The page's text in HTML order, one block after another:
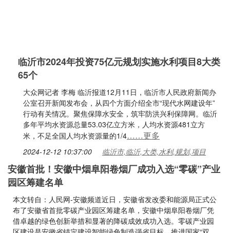
临沂市2024年投资75亿元规划实施水利项目8大类
65个
大众网记者 李梅 临沂报道12月11日，临沂市人民政府新闻办
公室召开新闻发布会，从四个方面介绍全市“现代水网建设年”
行动有关情况。聚焦保障水安全，筑牢防洪兴利保障网。临沂
多年平均水资源总量53.03亿立方米，人均水资源481立方
米，不足全国人均水资源量的1/4……更多
2024-12-12 10:37:00 临沂市,临沂,大类,水利,规划,项目
安徽首批！安徽中烟阜阳卷烟厂成功入选“零碳”产业
园区筹建名单
本文转自：人民网-安徽频道近日，安徽省发改委和能源局正式公
布了安徽省首批零碳产业园区筹建名单，安徽中烟阜阳卷烟厂凭
借卓越的绿色创新举措和显著的降碳成效成功入选。零碳产业园